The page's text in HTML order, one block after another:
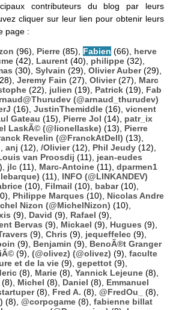
contributeurs du blog par leurs
cliquer sur leur lien pour obtenir leurs
page :
(96), Pierre (85), Fabien (66), herve
(42), Laurent (40), philippe (32),
(30), Sylvain (29), Olivier Auber(29),
Jeremy Fain (27), Olivier(27), Marc
(22), julien (19), Patrick (19), Fab
(@arnaud_thurudev)
(16), JustinThemiddle (16), vicnent
Gateau (15), Pierre Jol (14), patr_ix
LaskÃ© (@lionellaske) (13), Pierre
Revelin (@FranckAtDell) (13),
anj (12), /Olivier(12), Phil Jeudy (12),
van Proosdij (11), jean-eudes
jlc (11), Marc-Antoine (11), dparmen1
(11), INFO (@LINKANDEV)
(10), Filmail (10), babar(10),
Philippe Marques (10), Nicolas Andre
Nizon (@MichelNizon) (10),
(9), David (9), Rafael (9),
Bervas (9), Mickael (9), Hugues (9),
(9), Chris (9), jequeffelec (9),
(9), Benjamin (9), BenoÃ®t Granger
(9), (@olivez) (@olivez) (9), faculte
et de la vie (9), gepettot (9),
(8), Marie (8), Yannick Lejeune (8),
(8), Michel (8), Daniel (8), Emmanuel
(8), Fred A. (8), @FredOu_
(8),
(8), @corpogame (8), fabienne billat